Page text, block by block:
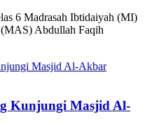
6 Madrasah Ibtidaiyah (MI)
Abdullah Faqih
Kunjungi Masjid Al-